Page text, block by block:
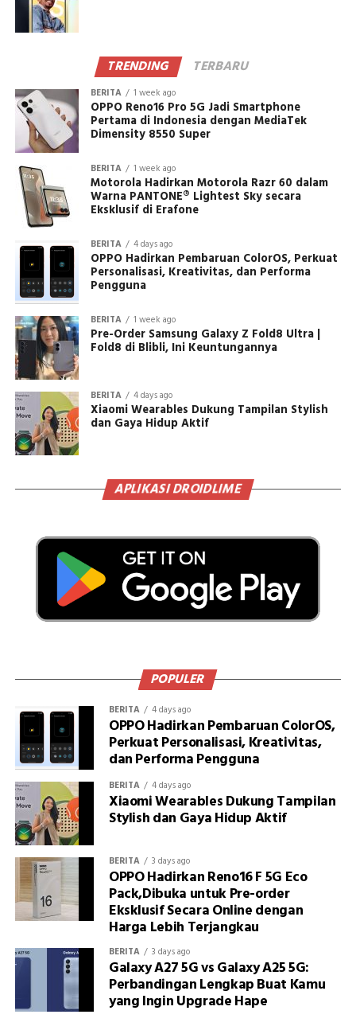
TRENDING TERBARU
BERITA 1 week ago
OPPO Reno16 Pro 5G Jadi Smartphone
Pertama di Indonesia dengan MediaTek
Dimensity 8550 Super
BERITA 1 week ago
Motorola Hadirkan Motorola Razr 60 dalam
Warna PANTONE® Lightest Sky secara
Eksklusif di Erafone
BERITA 4 days ago
OPPO Hadirkan Pembaruan ColorOS, Perkuat
Personalisasi, Kreativitas, dan Performa
Pengguna
BERITA 1 week ago
Pre-Order Samsung Galaxy Z Fold8 Ultra |
Fold8 di Blibli, Ini Keuntungannya
BERITA 4 days ago
Xiaomi Wearables Dukung Tampilan Stylish
dan Gaya Hidup Aktif
APLIKASI DROIDLIME
POPULER
BERITA 4 days ago
OPPO Hadirkan Pembaruan ColorOS,
Perkuat Personalisasi, Kreativitas,
dan Performa Pengguna
BERITA 4 days ago
Xiaomi Wearables Dukung Tampilan
Stylish dan Gaya Hidup Aktif
BERITA 3 days ago
OPPO Hadirkan Reno16 F 5G Eco
Pack,Dibuka untuk Pre-order
Eksklusif Secara Online dengan
Harga Lebih Terjangkau
BERITA 3 days ago
Galaxy A27 5G vs Galaxy A25 5G:
Perbandingan Lengkap Buat Kamu
yang Ingin Upgrade Hape